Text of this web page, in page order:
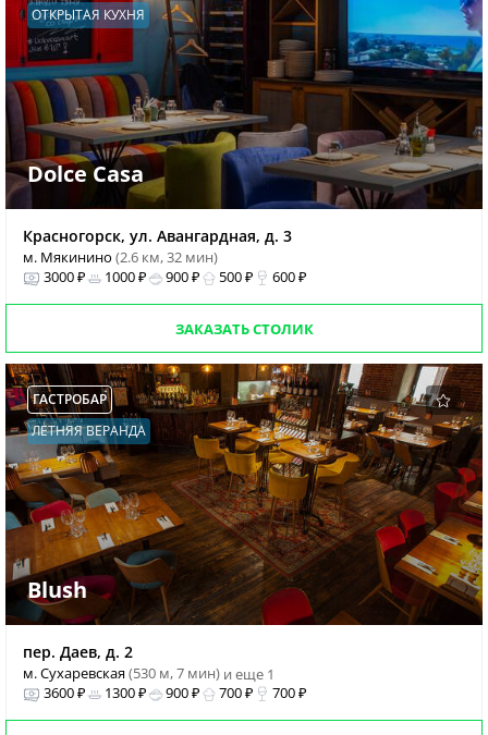
ОТКРЫТАЯ КУХНЯ
Dolce Casa
Красногорск, ул. Авангардная, д. 3
м. Мякинино (2.6 км, 32 мин)
3000 ₽
1000 ₽ 900 ₽ 500 ₽ 600 ₽
ЗАКАЗАТЬ СТОЛИК
ГАСТРОБАР
ЛЕТНЯЯ ВЕРАНДА
Blush
пер. Даев, д. 2
м. Сухаревская(530 м, 7 мин) и еще 1
3600 ₽
1300 ₽ 900 ₽ 700 ₽ 700 ₽